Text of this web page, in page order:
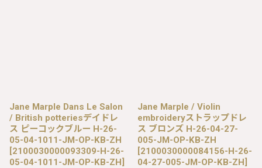
Jane Marple Dans Le Salon
/ British potteriesデイドレ
ス ピーコックブルー H-26-
05-04-1011-JM-OP-KB-ZH
[2100030000093309-H-26-
05-04-1011-JM-OP-KB-ZH]
Jane Marple / Violin
embroideryストラップドレ
ス ブロンズ H-26-04-27-
005-JM-OP-KB-ZH
[2100030000084156-H-26-
04-27-005-JM-OP-KB-ZH]